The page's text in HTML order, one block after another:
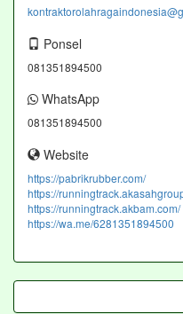
Ponsel
081351894500
WhatsApp
081351894500
Website
https://pabrikrubber.com/
https://
https://runningtrack.akbam.com/
https://wa.me/6281351894500